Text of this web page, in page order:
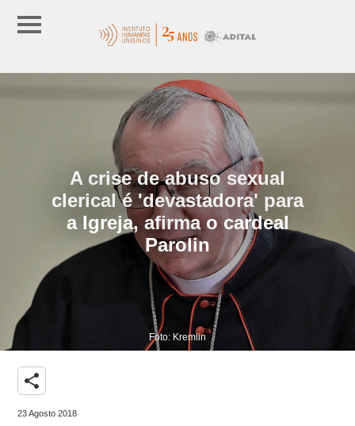
A crise de abuso sexual
clerical é 'devastadora' para
a Igreja, afirma o cardeal
Parolin
Foto: Kremlin
share
23 Agosto 2018